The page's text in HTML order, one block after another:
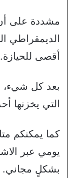
مشددة على أن
الديمقراطي
أقصى للحيازة.
بعد كل شيء،
التي يخزنها
كما يمكنكم
يومي عبر
بشكلٍ مجاني.